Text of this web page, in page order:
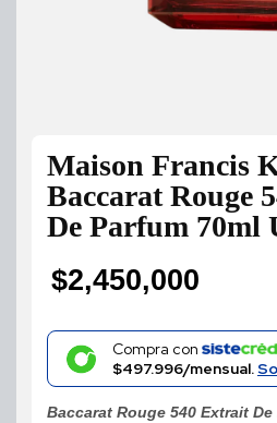
Maison Francis
Baccarat Rouge
De Parfum 70ml
$2,450,000
Compra con
$497.996/mensual.
Baccarat Rouge 540 Extrait De